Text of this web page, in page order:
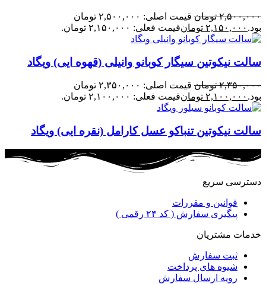
۲,۵۰۰,۰۰۰ تومان
قیمت اصلی: ۲,۵۰۰,۰۰۰ تومان
بود. ۲,۱۵۰,۰۰۰ تومانقیمت فعلی: ۲,۱۵۰,۰۰۰ تومان.
سالت نیکوتین سیگار کوبانو وانیلی (قهوه ایی) ویگاد
۲,۳۵۰,۰۰۰ تومان
قیمت اصلی: ۲,۳۵۰,۰۰۰ تومان
بود. ۲,۱۰۰,۰۰۰ تومانقیمت فعلی: ۲,۱۰۰,۰۰۰ تومان.
سالت نیکوتین تنباکو عسل کارامل (نقره ایی) ویگاد
دسترسی سریع
قوانین و مقررات
پیگیری سفارش ( کد ۲۴ رقمی )
خدمات مشتریان
ثبت سفارش
شیوه های پرداخت
رویه ارسال سفارش